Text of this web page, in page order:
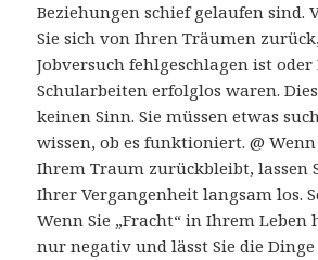
Beziehungen schief gelaufen sind.
Sie sich von Ihren Träumen
Jobversuch fehlgeschlagen ist oder
Schularbeiten erfolglos waren.
keinen Sinn. Sie müssen etwas
wissen, ob es funktioniert. @
Ihrem Traum zurückbleibt, lassen
Ihrer Vergangenheit langsam los.
Wenn Sie „Fracht“ in Ihrem Leben
nur negativ und lässt Sie die